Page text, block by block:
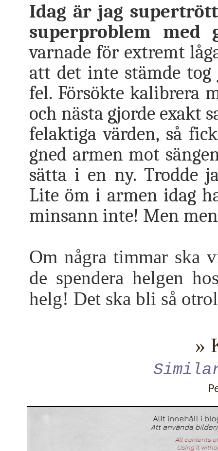
Idag är jag
superproblem med
varnade för extremt
att det inte stämde tog
fel. Försökte kalibrera
och nästa gjorde exakt
felaktiga värden, så
gned armen mot
sätta i en ny. Trodde
Lite öm i armen idag
minsann inte! Men
Om några timmar ska
de spendera helgen
helg! Det ska bli så
»